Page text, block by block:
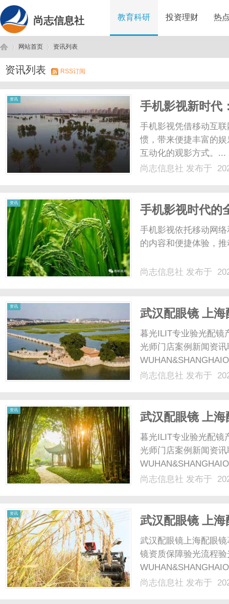
尚志信息社 教育科研 投资理财 热
尚 ›
网站首页
›
资讯列表
资讯列表 RSS订阅
资讯
手机影视新时代
手机影视凭借移动互
惯，带来便捷丰富的
互动化的观影方式。...
尚志信息社 发布于
资讯
手机影视时代的
乐生活
手机影视依托移动网
的内容和便捷体验，
尚志信息社 发布于
资讯
武汉配眼镜 上海
暮光ILIT专业验光配镜
光师门店案例新闻资
配镜的写字楼眼镜店
尚志信息社 发布于
资讯
武汉配眼镜 上海
暮光ILIT专业验光配镜
光师门店案例新闻资
配镜的写字楼眼镜店
尚志信息社 发布于
资讯
武汉配眼镜 上海
武汉配眼镜上海配眼
镜资质保障验光流程
配镜的写字楼眼镜店
尚志信息社 发布于